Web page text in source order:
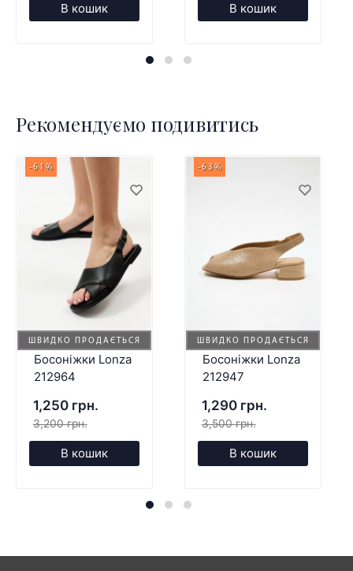
В кошик В кошик
Рекомендуємо подивитись
ШВИДКО ПРОДАЄТЬСЯ
-61%
Босоніжки Lonza
212964
1,250 грн.
3,200 грн.
В кошик
ШВИДКО ПРОДАЄТЬСЯ
-63%
Босоніжки Lonza
212947
1,290 грн.
3,500 грн.
В кошик